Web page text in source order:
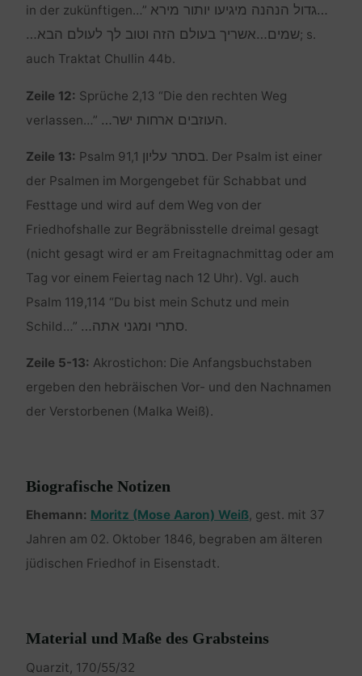
in der zukünftigen…” …גדול הנהנה מיגיעו יותור מירא
שמים…אשריך בעולם הזה וטוב לך לעולם הבא…; s.
auch Traktat Chullin 44b.
Zeile 12: Sprüche 2,13 “Die den rechten Weg
verlassen…” העוזבים ארחות ישר….
Zeile 13: Psalm 91,1 בסתר עליון. Der Psalm ist einer
der Psalmen im Morgengebet für Schabbat und
Festtage und wird auf dem Weg von der
Friedhofshalle zur Begräbnisstelle dreimal gesagt
(nicht gesagt wird er am Freitagnachmittag oder am
Tag vor einem Feiertag nach 12 Uhr). Vgl. auch
Psalm 119,114 “Du bist mein Schutz und mein
Schild…” סתרי ומגני אתה….
Zeile 5-13: Akrostichon: Die Anfangsbuchstaben
ergeben den hebräischen Vor- und den Nachnamen
der Verstorbenen (Malka Weiß).
Biografische Notizen
Ehemann: Moritz (Mose Aaron) Weiß, gest. mit 37
Jahren am 02. Oktober 1846, begraben am älteren
jüdischen Friedhof in Eisenstadt.
Material und Maße des Grabsteins
Quarzit, 170/55/32